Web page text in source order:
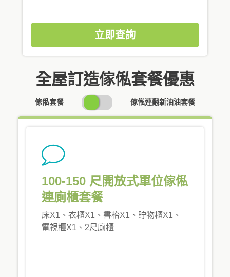
立即查詢
全屋訂造傢俬套餐優惠
傢俬套餐
SWITCH
PRICING
傢俬連翻新油油套餐
100-150 尺開放式單位傢俬
連廁櫃套餐
床X1、衣櫃X1、書枱X1、貯物櫃X1、
電視櫃X1、2尺廁櫃